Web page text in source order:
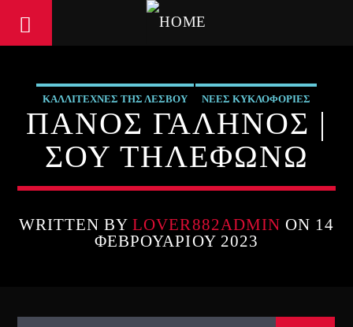
ΚΑΛΛΙΤΕΧΝΕΣ ΤΗΣ ΛΕΣΒΟΥ ΝΕΕΣ ΚΥΚΛΟΦΟΡΙΕΣ
ΠΑΝΟΣ ΓΑΛΗΝΟΣ |
ΣΟΥ ΤΗΛΕΦΩΝΩ
WRITTEN BYLOVER882ADMIN ON 14
ΦΕΒΡΟΥΑΡΊΟΥ 2023